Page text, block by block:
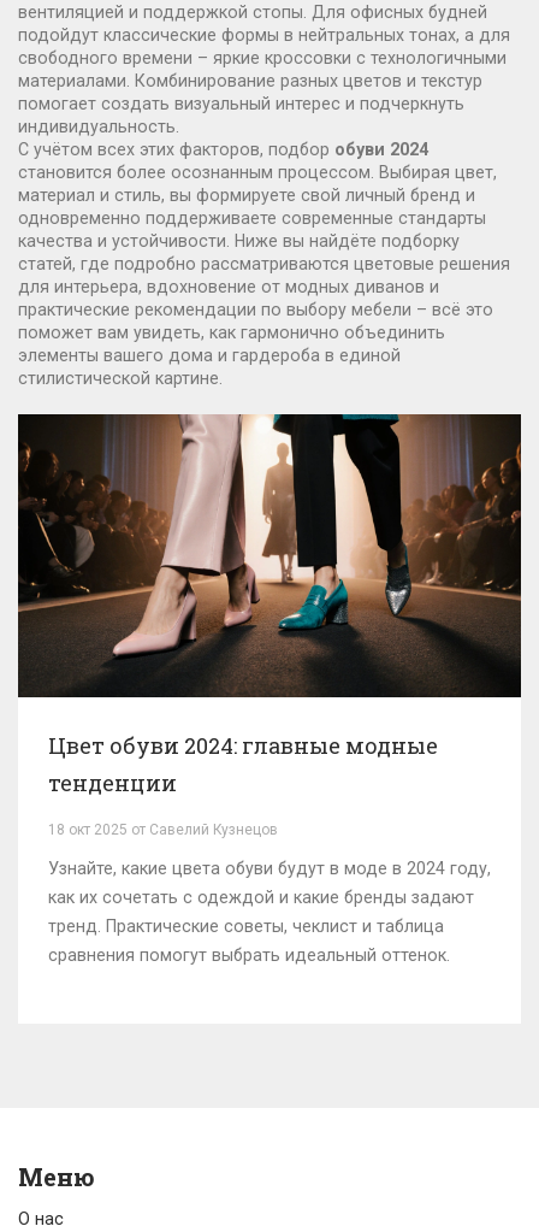
вентиляцией и поддержкой стопы. Для офисных будней
подойдут классические формы в нейтральных тонах, а для
свободного времени – яркие кроссовки с технологичными
материалами. Комбинирование разных цветов и текстур
помогает создать визуальный интерес и подчеркнуть
индивидуальность.
С учётом всех этих факторов, подбор обуви 2024
становится более осознанным процессом. Выбирая цвет,
материал и стиль, вы формируете свой личный бренд и
одновременно поддерживаете современные стандарты
качества и устойчивости. Ниже вы найдёте подборку
статей, где подробно рассматриваются цветовые решения
для интерьера, вдохновение от модных диванов и
практические рекомендации по выбору мебели – всё это
поможет вам увидеть, как гармонично объединить
элементы вашего дома и гардероба в единой
стилистической картине.
Цвет обуви 2024: главные модные
тенденции
18 окт 2025 от Савелий Кузнецов
Узнайте, какие цвета обуви будут в моде в 2024 году,
как их сочетать с одеждой и какие бренды задают
тренд. Практические советы, чеклист и таблица
сравнения помогут выбрать идеальный оттенок.
Меню
О нас